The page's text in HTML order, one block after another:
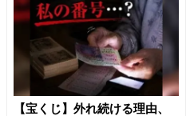
【宝くじ】外れ続ける理由、